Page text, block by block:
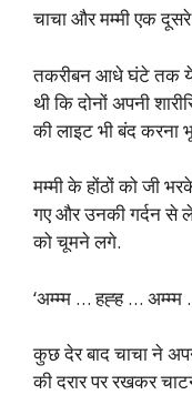
चाचा और मम्मी एक
तकरीबन आधे घंटे तक ये
थी कि दोनों अपनी
की लाइट भी बंद करना
मम्मी के होंठों को जी
गए और उनकी गर्दन से
को चूमने लगे.
‘अम्म्म … हह्ह … अम्म्म
कुछ देर बाद चाचा ने
की दरार पर रखकर